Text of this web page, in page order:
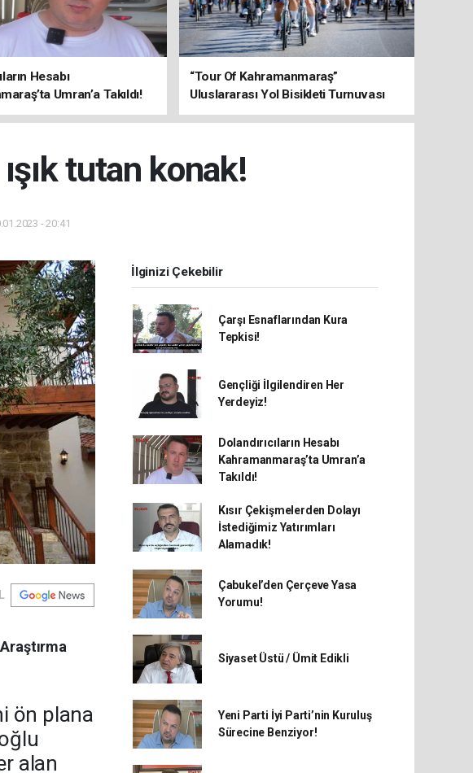
Hesabı
Umran’a Takıldı!
“Tour Of Kahramanmaraş”
Uluslararası Yol Bisikleti Turnuvası
Tamamlandı!
tutan konak!
- 20:41
ön plana
alan
İlginizi Çekebilir
Çarşı Esnaflarından Kura
Tepkisi!
Gençliği İlgilendiren Her
Yerdeyiz!
Dolandırıcıların Hesabı
Kahramanmaraş’ta Umran’a
Takıldı!
Kısır Çekişmelerden Dolayı
İstediğimiz Yatırımları
Alamadık!
Çabukel’den Çerçeve Yasa
Yorumu!
Siyaset Üstü / Ümit Edikli
Yeni Parti İyi Parti’nin Kuruluş
Sürecine Benziyor!